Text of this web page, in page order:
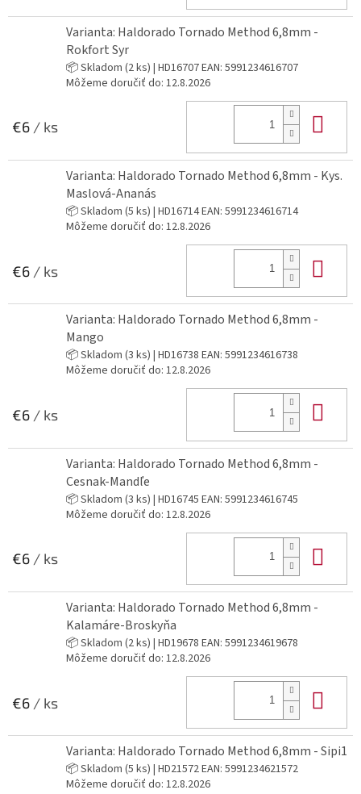
Varianta: Haldorado Tornado Method 6,8mm -
Rokfort Syr
📦 Skladom (2 ks) | HD16707EAN: 5991234616707
Môžeme doručiť do: 12.8.2026
€6 / ks
Varianta: Haldorado Tornado Method 6,8mm - Kys.
Maslová-Ananás
📦 Skladom (5 ks) | HD16714EAN: 5991234616714
Môžeme doručiť do: 12.8.2026
€6 / ks
Varianta: Haldorado Tornado Method 6,8mm -
Mango
📦 Skladom (3 ks) | HD16738 EAN: 5991234616738
Môžeme doručiť do: 12.8.2026
€6 / ks
Varianta: Haldorado Tornado Method 6,8mm -
Cesnak-Mandľe
📦 Skladom (3 ks) | HD16745 EAN: 5991234616745
Môžeme doručiť do: 12.8.2026
€6 / ks
Varianta: Haldorado Tornado Method 6,8mm -
Kalamáre-Broskyňa
📦 Skladom (2 ks) | HD19678 EAN: 5991234619678
Môžeme doručiť do: 12.8.2026
€6 / ks
Varianta: Haldorado Tornado Method 6,8mm - Sipi1
📦 Skladom (5 ks) | HD21572EAN: 5991234621572
Môžeme doručiť do: 12.8.2026